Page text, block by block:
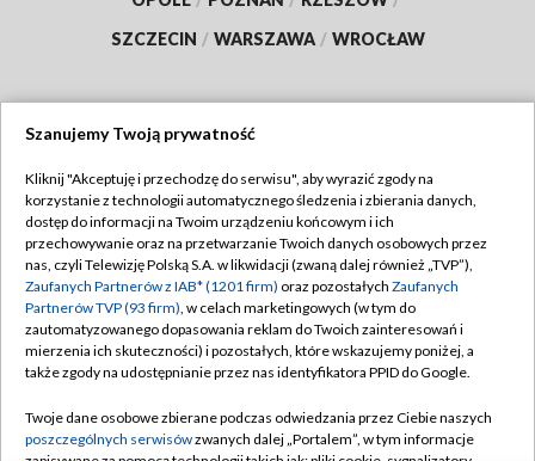
SZCZECIN / WARSZAWA / WROCŁAW
TVP
Abonament TVP
Emisja w TVP
Centrum informacji TVP
Naziemna Telewizja Cyfrowa
Rada Programowa
Regulamin TVP
Polityka prywatności
Moje zgody
Pomoc
Kontakt
Szanujemy Twoją prywatność
Kliknij "Akceptuję i przechodzę do serwisu", aby wyrazić zgody na
korzystanie z technologii automatycznego śledzenia i zbierania danych,
dostęp do informacji na Twoim urządzeniu końcowym i ich
przechowywanie oraz na przetwarzanie Twoich danych osobowych przez
nas, czyli Telewizję Polską S.A. w likwidacji (zwaną dalej również „TVP”),
Zaufanych Partnerów z IAB* (1201 firm) oraz pozostałych Zaufanych
Partnerów TVP (93 firm), w celach marketingowych (w tym do
zautomatyzowanego dopasowania reklam do Twoich zainteresowań i
mierzenia ich skuteczności) i pozostałych, które wskazujemy poniżej, a
także zgody na udostępnianie przez nas identyfikatora PPID do Google.
Twoje dane osobowe zbierane podczas odwiedzania przez Ciebie naszych
poszczególnych serwisówzwanych dalej „Portalem”, w tym informacje